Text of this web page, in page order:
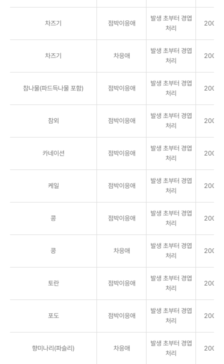
차즈기 점박이응애
발생 초부터 경엽
처리
2000
차즈기 차응애
발생 초부터 경엽
처리
2000
참나물(파드득나물 포함) 점박이응애
발생 초부터 경엽
처리
2000
참외 점박이응애
발생 초부터 경엽
처리
2000
카네이션 점박이응애
발생 초부터 경엽
처리
2000
케일 점박이응애
발생 초부터 경엽
처리
2000
콩 점박이응애
발생 초부터 경엽
처리
2000
콩 차응애
발생 초부터 경엽
처리
2000
토란 점박이응애
발생 초부터 경엽
처리
2000
포도 점박이응애
발생 초부터 경엽
처리
2000
향미나리(파슬리) 차응애
발생 초부터 경엽
처리
2000